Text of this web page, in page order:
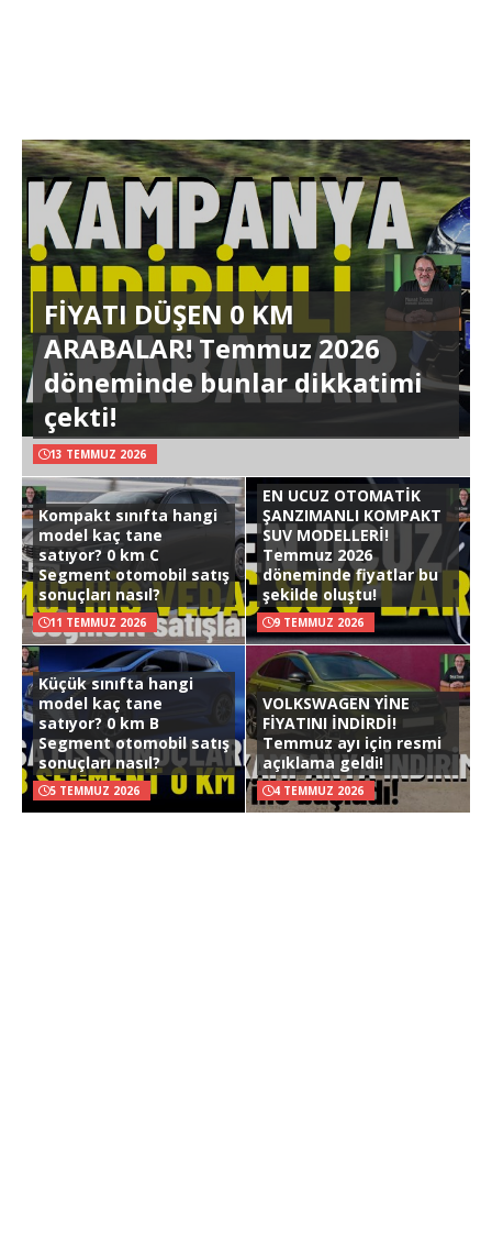
FİYATI DÜŞEN 0 KM
ARABALAR! Temmuz 2026
döneminde bunlar dikkatimi
çekti!
13 TEMMUZ 2026
Kompakt sınıfta hangi
model kaç tane
satıyor? 0 km C
Segment otomobil satış
sonuçları nasıl?
11 TEMMUZ 2026
EN UCUZ OTOMATİK
ŞANZIMANLI KOMPAKT
SUV MODELLERİ!
Temmuz 2026
döneminde fiyatlar bu
şekilde oluştu!
9 TEMMUZ 2026
Küçük sınıfta hangi
model kaç tane
satıyor? 0 km B
Segment otomobil satış
sonuçları nasıl?
5 TEMMUZ 2026
VOLKSWAGEN YİNE
FİYATINI İNDİRDİ!
Temmuz ayı için resmi
açıklama geldi!
4 TEMMUZ 2026